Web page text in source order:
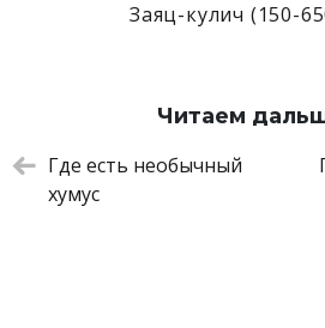
Заяц-кулич (150-
Читаем
Где есть необычный
хумус